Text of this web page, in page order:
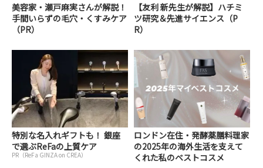
美容家・瀬戸麻実さんが解説！
手間いらずの毛穴・くすみケア
（PR）
【友利 新先生が解説】ハチミ
ツ研究＆先進サイエンス（P
R）
特別な名入れギフトも！ 銀座
で選ぶReFaの上質ケア
PR（ReFa GINZA on CREA）
ロンドン在住・発酵薬膳料理家
の2025年の海外生活を支えて
くれた私のベストコスメ